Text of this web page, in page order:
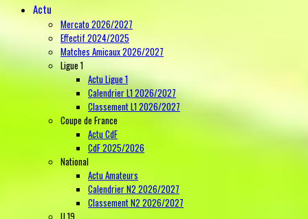
Actu
Mercato 2026/2027
Effectif 2024/2025
Matches Amicaux 2026/2027
Ligue 1
Actu Ligue 1
Calendrier L1 2026/2027
Classement L1 2026/2027
Coupe de France
Actu CdF
CdF 2025/2026
National
Actu Amateurs
Calendrier N2 2026/2027
Classement N2 2026/2027
U 19